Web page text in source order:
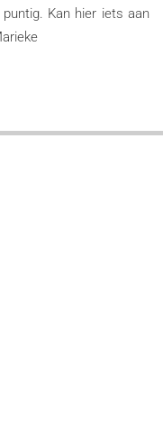
Kan hier iets aan